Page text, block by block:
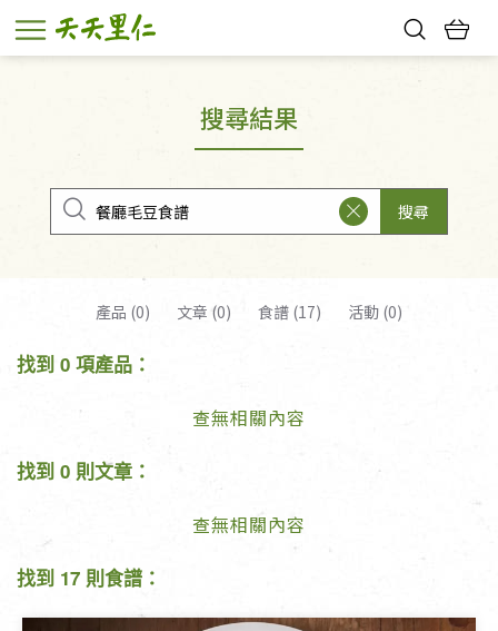
幸福節中獎名單
搜尋結果
搜尋
產品 (0) 文章 (0) 食譜 (17) 活動 (0)
找到 0 項產品：
查無相關內容
找到 0 則文章：
查無相關內容
找到 17 則食譜：